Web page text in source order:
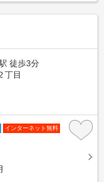
徒歩3分
丁目
インターネット無料